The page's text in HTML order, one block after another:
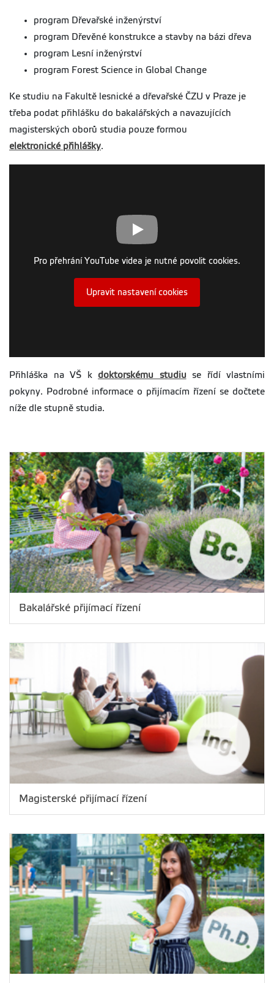
program Dřevařské inženýrství
program Dřevěné konstrukce a stavby na bázi dřeva
program Lesní inženýrství
program Forest Science in Global Change
Ke studiu na Fakultě lesnické a dřevařské ČZU v Praze je
třeba podat přihlášku do bakalářských a navazujících
magisterských oborů studia pouze formou
elektronické přihlášky.
Pro přehrání YouTube videa je nutné povolit cookies.
Upravit nastavení cookies
Přihláška na VŠ k doktorskému studiu se řídí vlastními
pokyny. Podrobné informace o přijímacím řízení se dočtete
níže dle stupně studia.
Bakalářské přijímací řízení
Magisterské přijímací řízení